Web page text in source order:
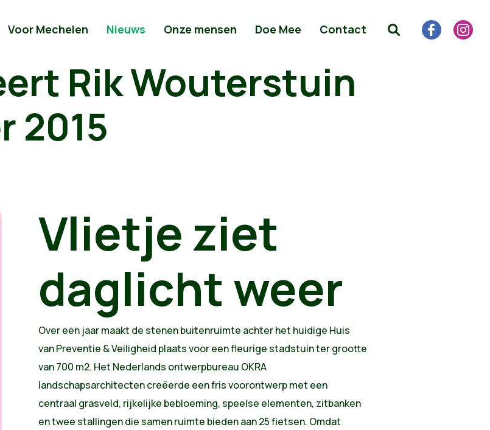
Voor Mechelen Nieuws Onze mensen Doe Mee Contact
Rik Wouterstuin
2015
Vlietje ziet
daglicht weer
Over een jaar maakt de stenen buitenruimte achter het huidige Huis
van Preventie & Veiligheid plaats voor een fleurige stadstuin ter grootte
van 700 m2. Het Nederlands ontwerpbureau OKRA
landschapsarchitecten creëerde een fris voorontwerp met een
centraal grasveld, rijkelijke bebloeming, speelse elementen, zitbanken
en twee stallingen die samen ruimte bieden aan 25 fietsen. Omdat